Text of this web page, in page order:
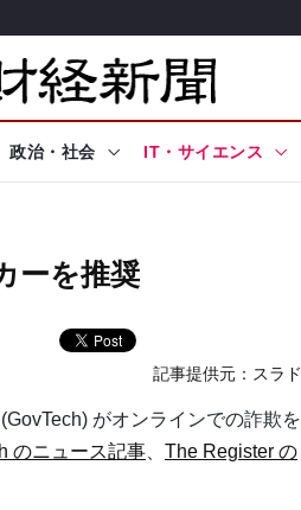
政治・社会 IT・サイエンス
ーを推奨
記事提供元： スラド
がオンラインでの詐欺を
のニュース記事
The Register の